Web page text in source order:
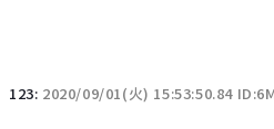
123: 2020/09/01(火) 15:53:50.84